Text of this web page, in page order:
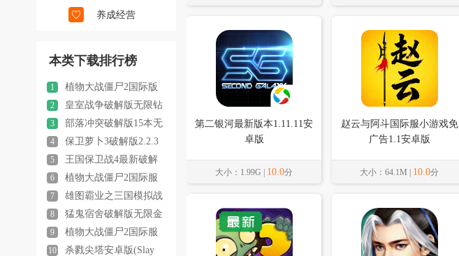
养成经营
本类下载排行榜
1
植物大战僵尸2国际版
破解版202610.7.1安卓版
2
皇室战争破解版无限钻
石无限金币最新版本(Null’s
Royale)13.300.6安卓版
3
部落冲突破解版15本无
限宝石202615.352.6安卓版
4
保卫萝卜3破解版2.2.3
最新版
5
王国保卫战4最新破解
版1.14.32内置修改器版
6
植物大战僵尸2国际服
最新版202613.2.1安卓版
7
雄图霸业之三国模拟战
1.4.1 最新版
8
猛鬼宿舍破解版无限金
币中文2.5.13最新版
9
植物大战僵尸2国际服
内置MOD菜单11.9.1最新版
10
杀戮尖塔安卓版(Slay
第二银河最新版本1.11.11安
卓版
大小：1.99G | 10.0分
赵云与阿斗国际服小游戏免
广告1.1安卓版
大小：64.1M | 10.0分